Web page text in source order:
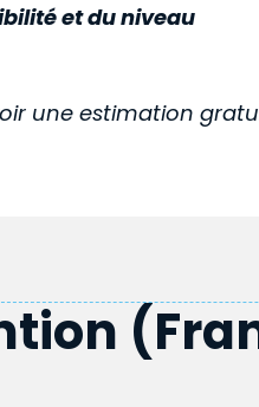
et du niveau
une estimation